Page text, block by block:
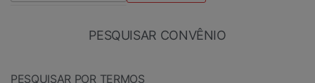
PESQUISAR CONVÊNIO
PESQUISAR POR TERMOS